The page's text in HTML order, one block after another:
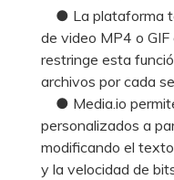
● La plataforma
de video MP4 o
restringe esta
archivos por cada
● Media.io
personalizados a
modificando el
y la velocidad de